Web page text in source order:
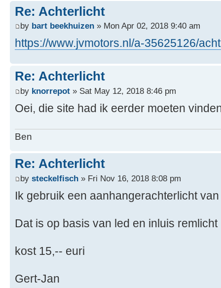
Re: Achterlicht
by bart beekhuizen » Mon Apr 02, 2018 9:40 am
https://www.jvmotors.nl/a-35625126/
Re: Achterlicht
by knorrepot » Sat May 12, 2018 8:46 pm
Oei, die site had ik eerder moeten
Ben
Re: Achterlicht
by steckelfisch » Fri Nov 16, 2018 8:08 pm
Ik gebruik een aanhangerachterlicht
Dat is op basis van led en inluis
kost 15,-- euri
Gert-Jan